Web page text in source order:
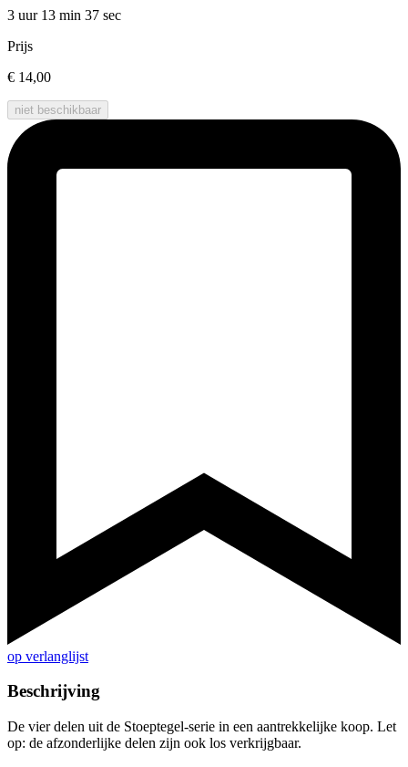
3 uur 13 min 37 sec
Prijs
€ 14,00
niet beschikbaar
op verlanglijst
Beschrijving
De vier delen uit de Stoeptegel-serie in een aantrekkelijke koop. Let
op: de afzonderlijke delen zijn ook los verkrijgbaar.